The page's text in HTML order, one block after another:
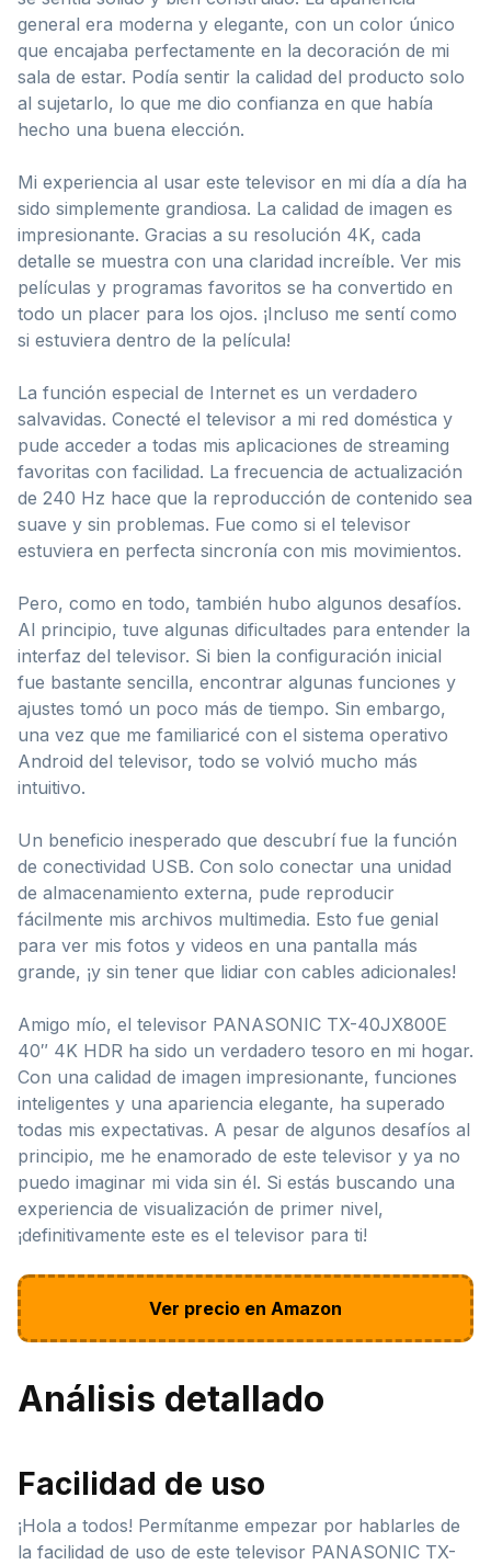
general era moderna y elegante, con un color único
que encajaba perfectamente en la decoración de mi
sala de estar. Podía sentir la calidad del producto solo
al sujetarlo, lo que me dio confianza en que había
hecho una buena elección.
Mi experiencia al usar este televisor en mi día a día ha
sido simplemente grandiosa. La calidad de imagen es
impresionante. Gracias a su resolución 4K, cada
detalle se muestra con una claridad increíble. Ver mis
películas y programas favoritos se ha convertido en
todo un placer para los ojos. ¡Incluso me sentí como
si estuviera dentro de la película!
La función especial de Internet es un verdadero
salvavidas. Conecté el televisor a mi red doméstica y
pude acceder a todas mis aplicaciones de streaming
favoritas con facilidad. La frecuencia de actualización
de 240 Hz hace que la reproducción de contenido sea
suave y sin problemas. Fue como si el televisor
estuviera en perfecta sincronía con mis movimientos.
Pero, como en todo, también hubo algunos desafíos.
Al principio, tuve algunas dificultades para entender la
interfaz del televisor. Si bien la configuración inicial
fue bastante sencilla, encontrar algunas funciones y
ajustes tomó un poco más de tiempo. Sin embargo,
una vez que me familiaricé con el sistema operativo
Android del televisor, todo se volvió mucho más
intuitivo.
Un beneficio inesperado que descubrí fue la función
de conectividad USB. Con solo conectar una unidad
de almacenamiento externa, pude reproducir
fácilmente mis archivos multimedia. Esto fue genial
para ver mis fotos y videos en una pantalla más
grande, ¡y sin tener que lidiar con cables adicionales!
Amigo mío, el televisor PANASONIC TX-40JX800E
40″ 4K HDR ha sido un verdadero tesoro en mi hogar.
Con una calidad de imagen impresionante, funciones
inteligentes y una apariencia elegante, ha superado
todas mis expectativas. A pesar de algunos desafíos al
principio, me he enamorado de este televisor y ya no
puedo imaginar mi vida sin él. Si estás buscando una
experiencia de visualización de primer nivel,
¡definitivamente este es el televisor para ti!
Ver precio en Amazon
Análisis detallado
Facilidad de uso
¡Hola a todos! Permítanme empezar por hablarles de
la facilidad de uso de este televisor PANASONIC TX-